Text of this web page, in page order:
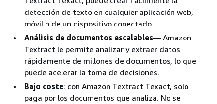
detección de texto en cualquier aplicación web,
móvil o de un dispositivo conectado.
Análisis de documentos escalables— Amazon
Textract le permite analizar y extraer datos
rápidamente de millones de documentos, lo que
puede acelerar la toma de decisiones.
Bajo coste: con Amazon Textract Texact, solo
paga por los documentos que analiza. No se